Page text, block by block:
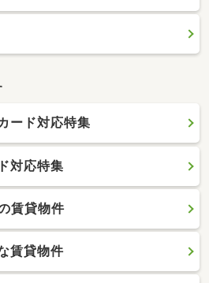
ード対応特集
対応特集
賃貸物件
賃貸物件